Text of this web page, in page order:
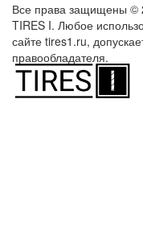
Все права защищены ©
TIRES I. Любое
сайте tires1.ru,
правообладателя.